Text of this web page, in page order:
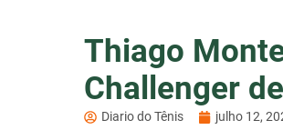
Thiago
Challenger
Diario do Tênis julho 12,